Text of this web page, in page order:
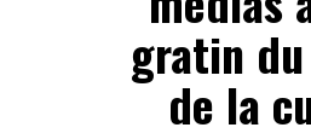
gratin
de la